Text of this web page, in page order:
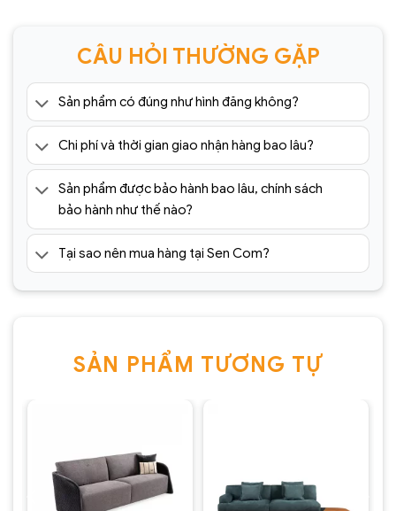
CÂU HỎI THƯỜNG GẶP
Sản phẩm có đúng như hình đăng không?
Chi phí và thời gian giao nhận hàng bao lâu?
Sản phẩm được bảo hành bao lâu, chính sách
bảo hành như thế nào?
Tại sao nên mua hàng tại Sen Com?
SẢN PHẨM TƯƠNG TỰ